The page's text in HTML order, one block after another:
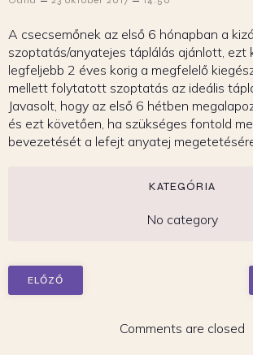
A csecsemőnek az első 6 hónapban a
szoptatás/anyatejes táplálás ajánlott, ezt
legfeljebb 2 éves korig a megfelelő
mellett folytatott szoptatás az ideális
Javasolt, hogy az első 6 hétben
és ezt követően, ha szükséges fontold
bevezetését a lefejt anyatej
KATEGÓRIA
No category
ELŐZŐ
Comments are closed